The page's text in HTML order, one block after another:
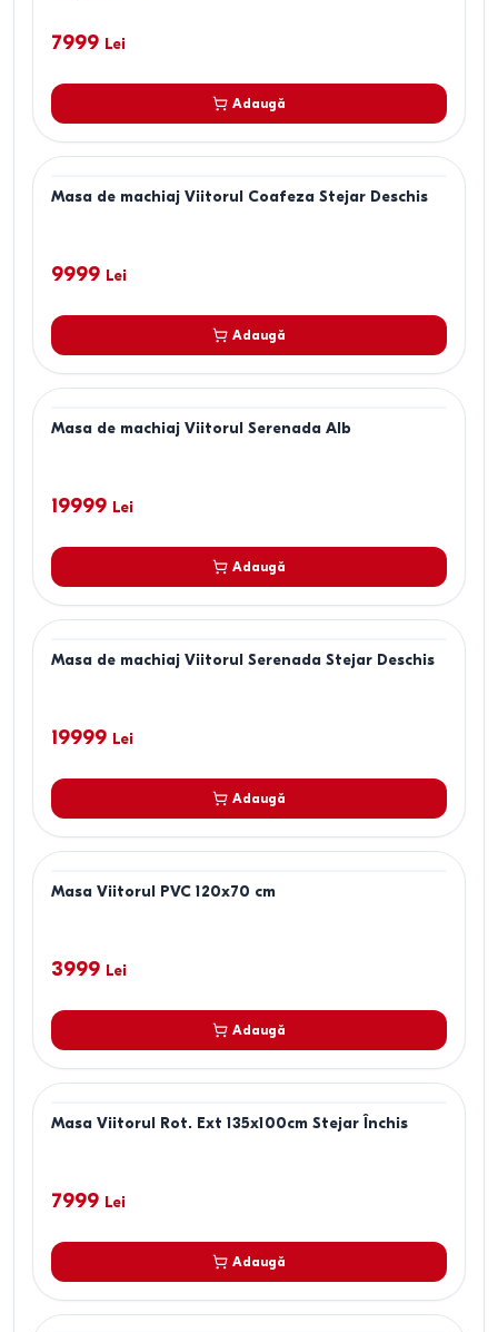
7999 Lei
Adaugă
Masa de machiaj Viitorul Coafeza Stejar Deschis
9999 Lei
Adaugă
Masa de machiaj Viitorul Serenada Alb
19999 Lei
Adaugă
Masa de machiaj Viitorul Serenada Stejar Deschis
19999 Lei
Adaugă
Masa Viitorul PVC 120x70 cm
3999 Lei
Adaugă
Masa Viitorul Rot. Ext 135x100cm Stejar Închis
7999 Lei
Adaugă